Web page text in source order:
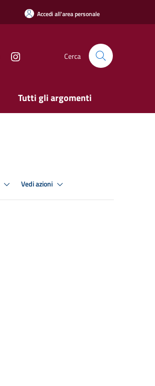
Accedi all'area personale
Cerca
Tutti gli argomenti
Vedi azioni